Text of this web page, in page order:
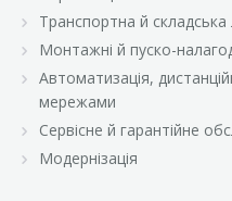
«Малинка»
«Марс»
«Оптовичок»
Транспортна й складська
Монтажні й пуско-
Автоматизація,
мережами
Сервісне й гарантійне
Модернізація